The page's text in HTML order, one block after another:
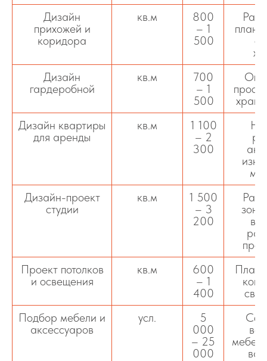
Дизайн
прихожей и
коридора
кв.м
800
– 1
500
Дизайн
гардеробной
кв.м
700
– 1
500
Дизайн квартиры
для аренды
кв.м
1 100
– 2
300
Дизайн-проект
студии
кв.м
1 500
– 3
200
Проект потолков
и освещения
кв.м
600
– 1
400
Подбор мебели и
аксессуаров
усл.
5
000
– 25
000